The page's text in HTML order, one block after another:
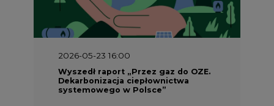
2026-05-23 16:00
Wyszedł raport „Przez gaz do OZE.
Dekarbonizacja ciepłownictwa
systemowego w Polsce”